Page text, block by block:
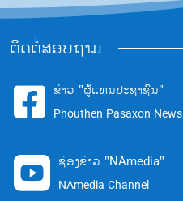
ຕິດຕໍ່ສອບຖາມ
 ຂ່າວ "ຜູ້ແທນປະຊາຊົນ"
Phouthen Pasaxon News
 ຊ່ອງຂ່າວ "NAmedia"
NAmedia Channel